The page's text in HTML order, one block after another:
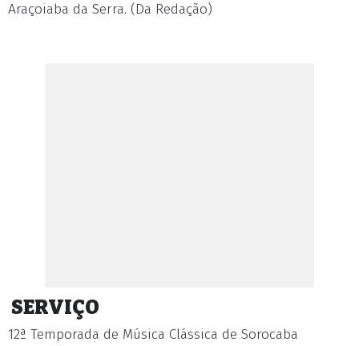
Araçoiaba da Serra. (Da Redação)
SERVIÇO
12ª Temporada de Música Clássica de Sorocaba